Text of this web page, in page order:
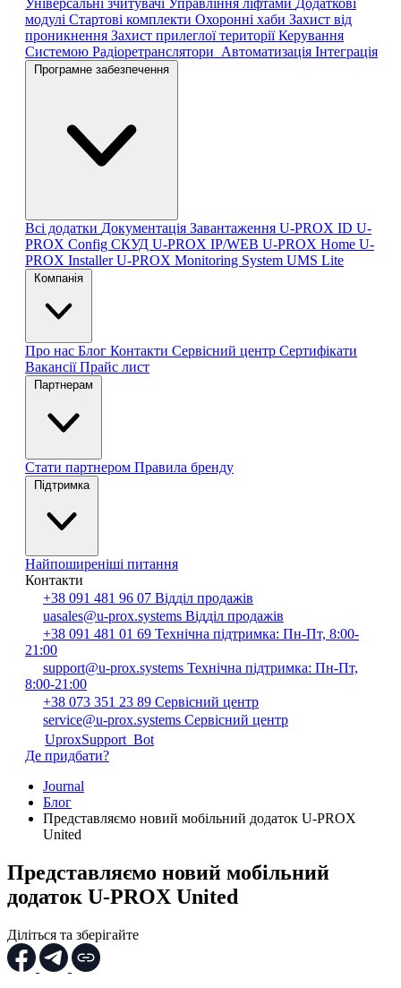
Універсальні зчитувачі Управління ліфтами Додаткові
модулі Стартові комплекти Охоронні хаби Захист від
проникнення Захист прилеглої територіїКерування
Системою Радіоретранслятори Автоматизація Інтеграція
Програмне забезпечення
Всі додатки Документація Завантаження U-PROX ID U-
PROX Config СКУД U-PROX IP/WEB U-PROX Home U-
PROX InstallerU-PROX Monitoring System UMS Lite
Компанія
Про нас Блог Контакти Сервісний центр Сертифікати
ВакансіїПрайс лист
Партнерам
Стати партнером Правила бренду
Підтримка
Найпоширеніші питання
Контакти
+38 091 481 96 07 Відділ продажів
uasales@u-prox.systems Відділ продажів
+38 091 481 01 69 Технічна підтримка: Пн-Пт, 8:00-
21:00
support@u-prox.systems Технічна підтримка: Пн-Пт,
8:00-21:00
+38 073 351 23 89 Сервісний центр
service@u-prox.systems Сервісний центр
UproxSupport_Bot
Де придбати?
Journal
Блог
Представляємо новий мобільний додаток U-PROX
United
Представляємо новий мобільний
додаток U-PROX United
Діліться та зберігайте